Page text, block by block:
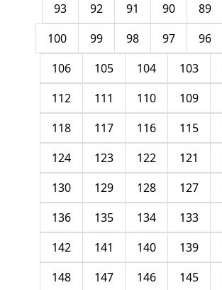
89
90
91
92
93
96
97
98
99
100
103
104
105
106
109
110
111
112
115
116
117
118
121
122
123
124
127
128
129
130
133
134
135
136
139
140
141
142
145
146
147
148